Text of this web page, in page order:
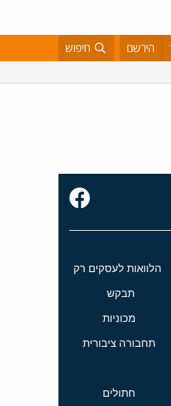
הירשם חיפוש
הלוואות לעסקים רק
תבקש
מכוניות
תחבורה ציבורית
חתולים